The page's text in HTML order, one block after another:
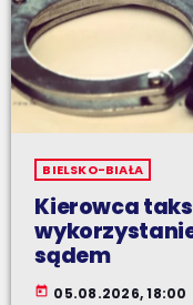
BIELSKO-BIAŁA
Kierowca
sądem
today 05.08.2026, 18:00